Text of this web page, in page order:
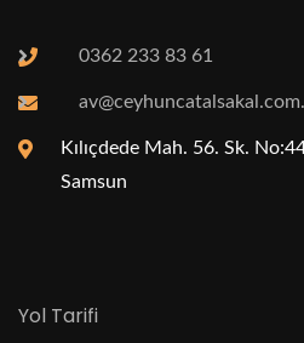
0362 233 83 61
Kılıçdede Mah. 56. Sk.
Samsun
Yol Tarifi